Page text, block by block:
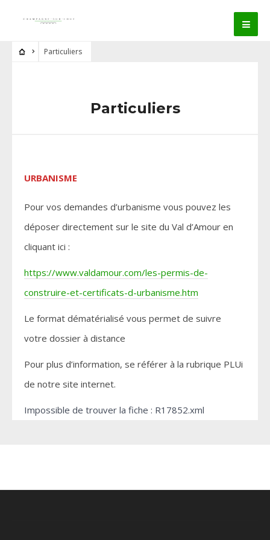
Particuliers
Particuliers
URBANISME
Pour vos demandes d’urbanisme vous pouvez les
déposer directement sur le site du Val d’Amour en
cliquant ici :
https://www.valdamour.com/les-permis-de-
construire-et-certificats-d-urbanisme.htm
Le format dématérialisé vous permet de suivre
votre dossier à distance
Pour plus d’information, se référer à la rubrique PLUi
de notre site internet.
Impossible de trouver la fiche : R17852.xml